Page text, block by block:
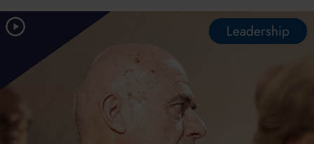
Leadership